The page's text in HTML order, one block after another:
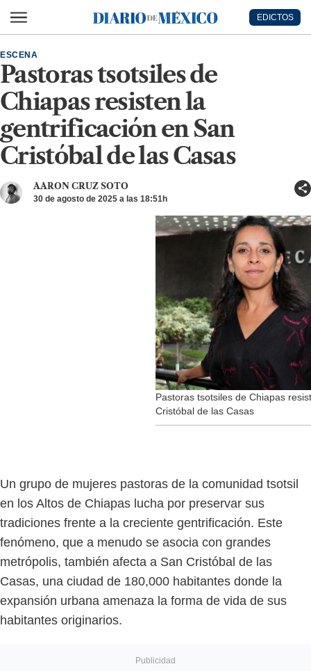
Diario de México
EDICTOS
Pastoras tsotsiles de
Chiapas resisten la
gentrificación en San
Cristóbal de las Casas
ESCENA
AARON CRUZ SOTO
30 de agosto de 2025 a las 18:51h
Pastoras tsotsiles de Chiapas
Cristóbal de las Casas
Un grupo de mujeres pastoras de la comunidad tsotsil
en los Altos de Chiapas lucha por preservar sus
tradiciones frente a la creciente gentrificación. Este
fenómeno, que a menudo se asocia con grandes
metrópolis, también afecta a San Cristóbal de las
Casas, una ciudad de 180,000 habitantes donde la
expansión urbana amenaza la forma de vida de sus
habitantes originarios.